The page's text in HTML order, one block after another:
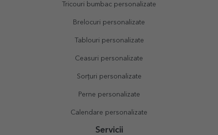
Tricouri bumbac personalizate
Brelocuri personalizate
Tablouri personalizate
Ceasuri personalizate
Sorțuri personalizate
Perne personalizate
Calendare personalizate
Servicii